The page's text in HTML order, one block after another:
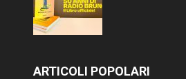
ARTICOLI POPOLARI